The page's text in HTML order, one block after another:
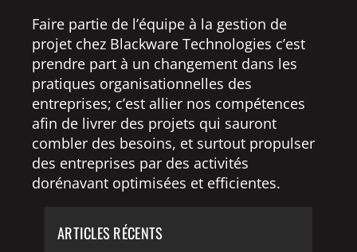
Faire partie de l’équipe à la gestion de
projet chez Blackware Technologies c’est
prendre part à un changement dans les
pratiques organisationnelles des
entreprises; c’est allier nos compétences
afin de livrer des projets qui sauront
combler des besoins, et surtout propulser
des entreprises par des activités
dorénavant optimisées et efficientes.
ARTICLES RÉCENTS